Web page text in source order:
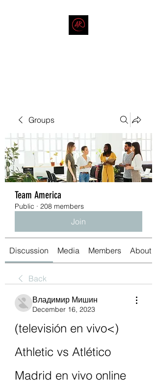
Groups
Team America
Public · 208 members
Join
Discussion Media Members About
Back
Владимир Мишин
December 16, 2023
(televisión en vivo<)
Athletic vs Atlético
Madrid en vivo online